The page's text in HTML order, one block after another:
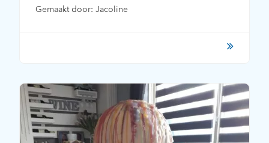
Gemaakt door: Jacoline